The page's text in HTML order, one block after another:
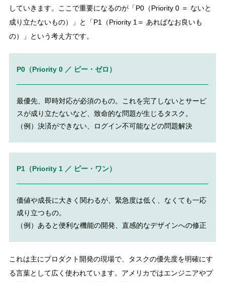
していきます。ここで重要になるのが「P0（Priority 0 ＝ ないと
成り立たないもの）」と「P1（Priority 1＝ あればなお良いも
の）」という考え方です。
P0（Priority 0 ／ ピー・ゼロ）
最優先、即時対応が必須のもの。これを完了しないとサービ
スが成り立たないなど、致命的な問題が生じるタスク。
（例）決済ができない、ログイン不可能などの問題解決
P1（Priority 1 ／ ピー・ワン）
価値や成長に大きく関わるが、緊急度は低く、なくても一応
成り立つもの。
（例）あると便利な機能の開発、直感的なデザインへの修正
これは主にプロダクト開発の現場で、タスクの優先度を明確にす
る言葉として広く使われています。アメリカではエンジニアやプ